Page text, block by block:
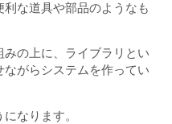
な道具や部品のようなも
の上に、ライブラリとい
がらシステムを作ってい
なります。